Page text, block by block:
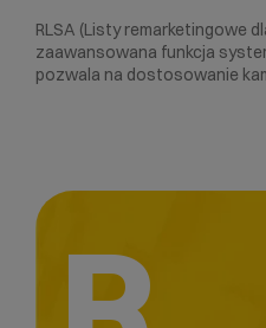
RLSA (Listy remarketingowe
zaawansowana funkcja
pozwala na dostosowanie